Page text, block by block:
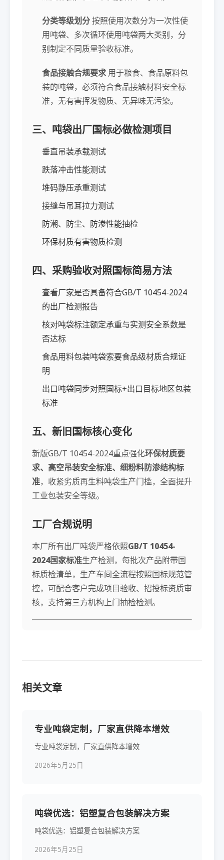
分类等级划分按照使用次数分为一次性使
用吨袋、多次循环使用吨袋两大类别，分
别制定不同质量验收标准。
食品接触合规要求 用于粮食、食品原料包
装的吨袋，必须符合食品接触材料安全标
准，无有害挥发物质、无异味无污染。
三、吨袋出厂国标必做检测项目
垂直吊装承载测试
跌落冲击性能测试
堆码静压承重测试
接缝与吊耳拉力测试
防潮、防尘、防渗性能抽检
环保材质有害物质检测
四、采购验收对照国标简易方法
查看厂家是否具备符合GB/T 10454-2024
的出厂检测报告
核对吨袋标注额定承重与实测安全系数是
否达标
食品用料包装吨袋索要食品级材质合规证
明
出口吨袋同步对照国标+出口目标地区包装
标准
五、新旧国标核心变化
新版GB/T 10454-2024重点强化环保材质要
求、高空吊装安全标准、细粉料防渗结构标
准，收紧劣质再生料吨袋生产门槛，全面提升
工业包装安全等级。
工厂合规说明
本厂所有出厂吨袋严格依照GB/T 10454-
2024国家标准生产检测，每批次产品附带国
标质检清单，生产车间全流程按照国标规范管
控，可配合客户完成项目验收、招投标资质审
核，支持第三方机构上门抽检检测。
相关文章
专业吨袋定制，厂家直供降本增效
专业吨袋定制，厂家直供降本增效
2026年5月25日
吨袋优选：铝塑复合包装解决方案
吨袋优选：铝塑复合包装解决方案
2026年5月25日